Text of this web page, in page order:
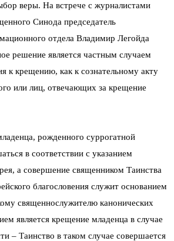
веры. На встрече с журналистами
Синода председатель
отдела Владимир Легойда
решение является частным случаем
к крещению, как к сознательному акту
или лиц, отвечающих за крещение
рожденного суррогатной
в соответствии с указанием
а совершение священником Таинства
благословения служит основанием
священнослужителю канонических
является крещение младенца в случае
– Таинство в таком случае совершается